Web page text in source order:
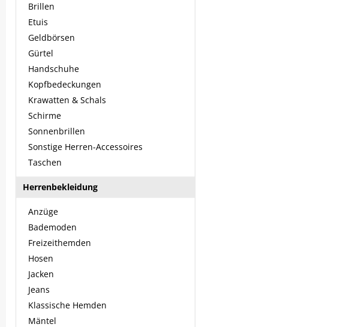
Brillen
Etuis
Geldbörsen
Gürtel
Handschuhe
Kopfbedeckungen
Krawatten & Schals
Schirme
Sonnenbrillen
Sonstige Herren-Accessoires
Taschen
Herrenbekleidung
Anzüge
Bademoden
Freizeithemden
Hosen
Jacken
Jeans
Klassische Hemden
Mäntel